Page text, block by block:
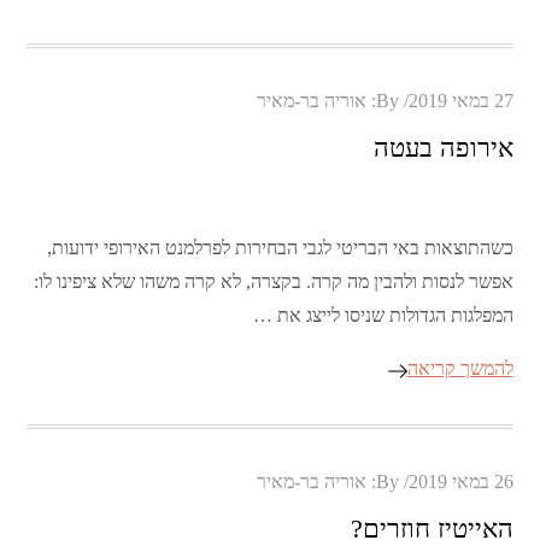
Posted
27 במאי 2019 By: אוריה בר-מאיר
אירופה בעטה
כשהתוצאות באי הבריטי לגבי הבחירות לפרלמנט האירופי ידועות,
אפשר לנסות ולהבין מה קרה. בקצרה, לא קרה משהו שלא ציפינו לו:
המפלגות הגדולות שניסו לייצג את …
להמשך קריאה
Posted
26 במאי 2019 By: אוריה בר-מאיר
האייטיז חוזרים?